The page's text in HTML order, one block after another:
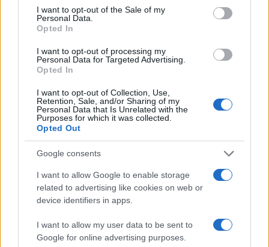
consent section.
I want to opt-out of the Sale of my
Personal Data.
Opted In
I want to opt-out of processing my
Personal Data for Targeted Advertising.
Opted In
I want to opt-out of Collection, Use,
Retention, Sale, and/or Sharing of my
Personal Data that Is Unrelated with the
Purposes for which it was collected.
Opted Out
Google consents
I want to allow Google to enable storage
related to advertising like cookies on web or
device identifiers in apps.
I want to allow my user data to be sent to
Google for online advertising purposes.
Continua a leggere
SALUTE E BENESSERE